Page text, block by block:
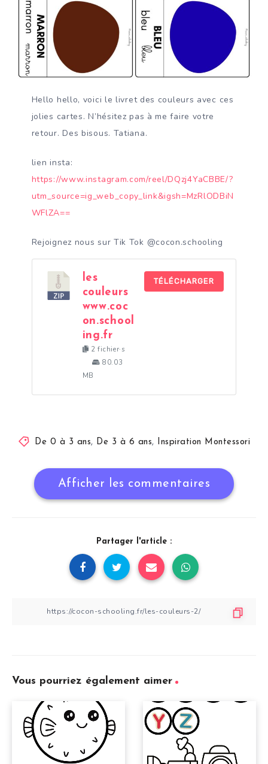
Hello hello, voici le livret des couleurs avec ces
jolies cartes. N’hésitez pas à me faire votre
retour. Des bisous. Tatiana.
lien insta:
https://www.instagram.com/reel/DQzj4YaCBBE/?
utm_source=ig_web_copy_link&igsh=MzRlODBiN
WFlZA==
Rejoignez nous sur Tik Tok @cocon.schooling
les
couleurs
www.coc
on.school
ing.fr
2 fichier·s
80.03
MB
TÉLÉCHARGER
De 0 à 3 ans, De 3 à 6 ans, Inspiration Montessori
Afficher les commentaires
Partager l'article :
Vous pourriez également aimer